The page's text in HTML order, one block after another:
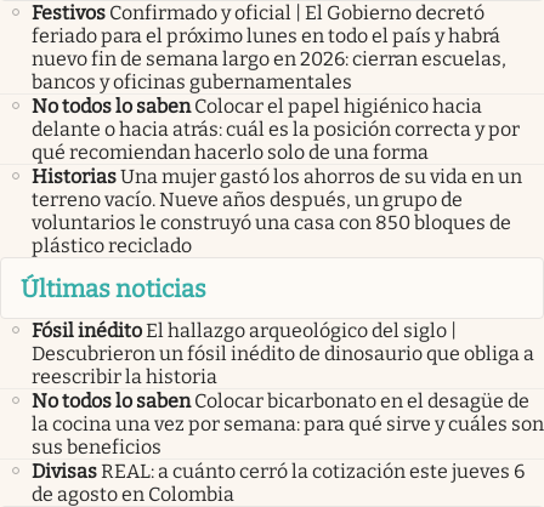
Festivos Confirmado y oficial | El Gobierno decretó
feriado para el próximo lunes en todo el país y habrá
nuevo fin de semana largo en 2026: cierran escuelas,
bancos y oficinas gubernamentales
No todos lo saben Colocar el papel higiénico hacia
delante o hacia atrás: cuál es la posición correcta y por
qué recomiendan hacerlo solo de una forma
HistoriasUna mujer gastó los ahorros de su vida en un
terreno vacío. Nueve años después, un grupo de
voluntarios le construyó una casa con 850 bloques de
plástico reciclado
Últimas noticias
Fósil inéditoEl hallazgo arqueológico del siglo |
Descubrieron un fósil inédito de dinosaurio que obliga a
reescribir la historia
No todos lo saben Colocar bicarbonato en el desagüe de
la cocina una vez por semana: para qué sirve y cuáles son
sus beneficios
DivisasREAL: a cuánto cerró la cotización este jueves 6
de agosto en Colombia